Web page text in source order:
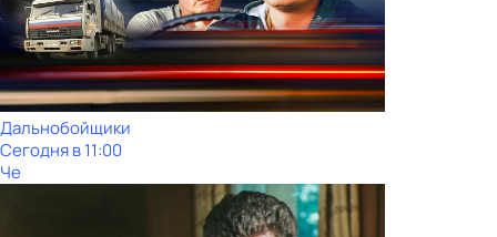
Дальнобойщики
Сегодня в 11:00
Че